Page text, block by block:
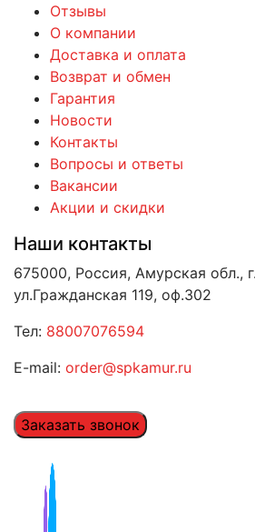
Отзывы
О компании
Доставка и оплата
Возврат и обмен
Гарантия
Новости
Контакты
Вопросы и ответы
Вакансии
Акции и скидки
Наши контакты
675000, Россия, Амурская обл.,
ул.Гражданская 119, оф.302
Тел: 88007076594
E-mail: order@spkamur.ru
Заказать звонок